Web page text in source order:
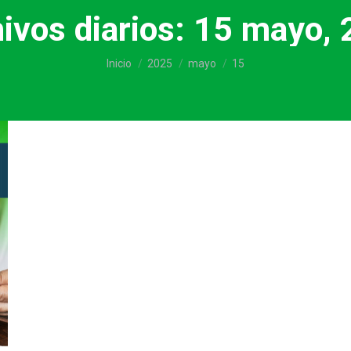
diarios: 15 mayo,
Estás aquí:
Inicio 2025 mayo 15